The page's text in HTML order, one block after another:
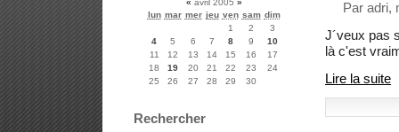
Par adri,
J´veux pas
là c'est
Lire la suite
« avril 2005 »
lun mar mer jeu ven sam dim
1
2
3
4
5 6 7 8 9
10
11
12 13 14 15 16
17
18
19 20 21 22 23
24
25
26 27 28 29 30
Rechercher